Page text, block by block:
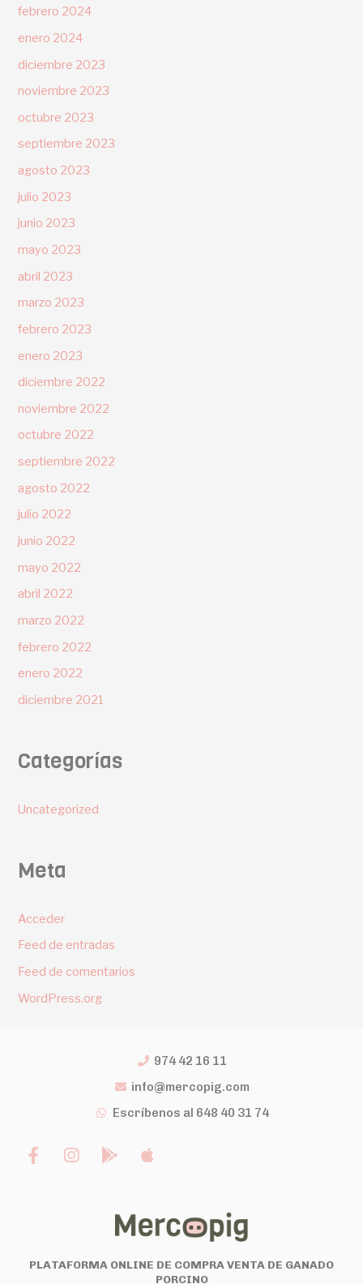
febrero 2024
enero 2024
diciembre 2023
noviembre 2023
octubre 2023
septiembre 2023
agosto 2023
julio 2023
junio 2023
mayo 2023
abril 2023
marzo 2023
febrero 2023
enero 2023
diciembre 2022
noviembre 2022
octubre 2022
septiembre 2022
agosto 2022
julio 2022
junio 2022
mayo 2022
abril 2022
marzo 2022
febrero 2022
enero 2022
diciembre 2021
Categorías
Uncategorized
Meta
Acceder
Feed de entradas
Feed de comentarios
WordPress.org
974 42 16 11
info@mercopig.com
Escríbenos al 648 40 31 74
PLATAFORMA ONLINE DE COMPRA VENTA DE GANADO
PORCINO